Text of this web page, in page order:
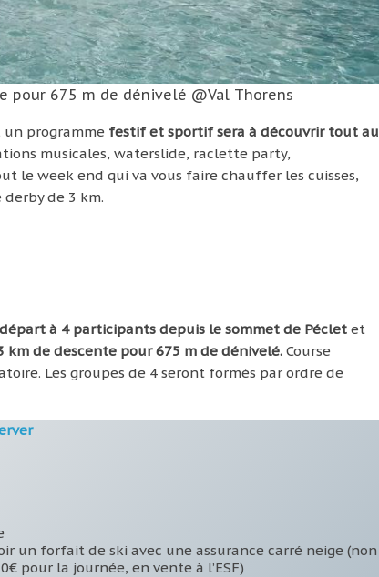
pour 675 m de dénivelé @Val Thorens
programme festif et sportif sera à découvrir tout au
musicales, waterslide, raclette party,
le week end qui va vous faire chauffer les cuisses,
derby de 3 km.
départ à 4 participants depuis le sommet de Péclet et
km de descente pour 675 m de dénivelé. Course
Les groupes de 4 seront formés par ordre de
un forfait de ski avec une assurance carré neige (non
pour la journée, en vente à l’ESF)